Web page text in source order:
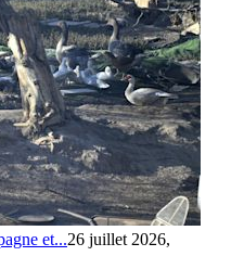
et...26 juillet 2026,